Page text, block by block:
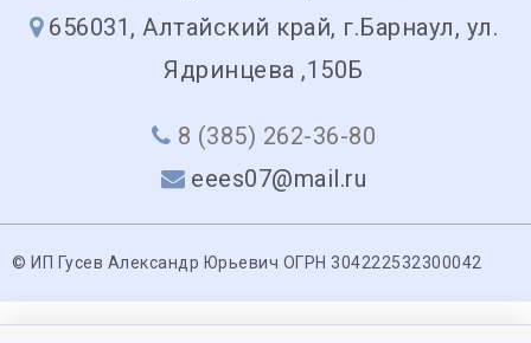
656031, Алтайский край, г.Барнаул, ул.
Ядринцева ,150Б
8 (385) 262-36-80
eees07@mail.ru
© ИП Гусев Александр Юрьевич ОГРН 304222532300042